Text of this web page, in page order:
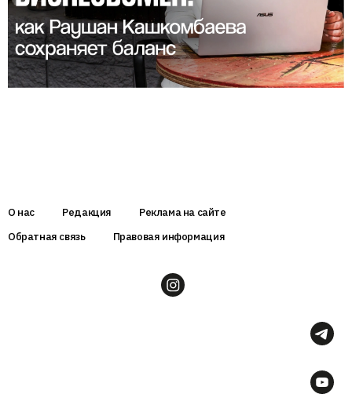
О нас Редакция
Реклама на сайте
Обратная связь
Правовая информация